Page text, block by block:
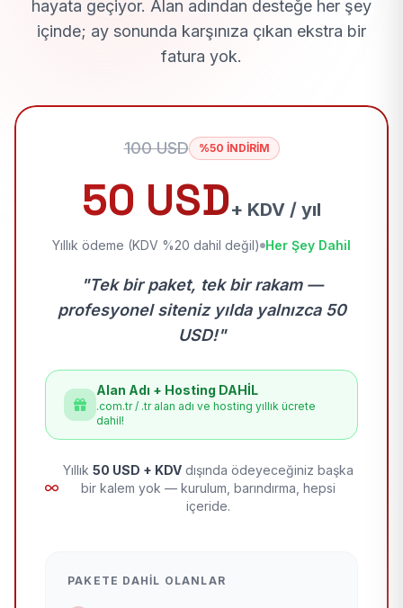
hayata geçiyor. Alan adından desteğe her şey
içinde; ay sonunda karşınıza çıkan ekstra bir
fatura yok.
100 USD %50 İNDİRİM
50 USD+ KDV / yıl
Yıllık ödeme (KDV %20 dahil değil) Her Şey Dahil
"Tek bir paket, tek bir rakam —
profesyonel siteniz yılda yalnızca 50
USD!"
Alan Adı + Hosting DAHİL
.com.tr / .tr alan adı ve hosting yıllık ücrete
dahil!
Yıllık 50 USD + KDV dışında ödeyeceğiniz başka
bir kalem yok — kurulum, barındırma, hepsi
içeride.
PAKETE DAHIL OLANLAR